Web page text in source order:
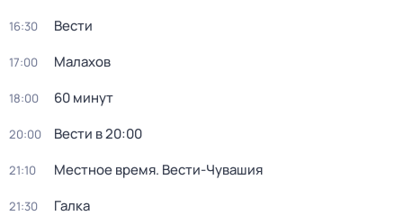
16:30 Вести
17:00 Малахов
18:00 60 минут
20:00 Вести в 20:00
21:10 Местное время. Вести-Чувашия
21:30 Галка